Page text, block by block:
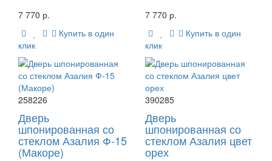
7 770 р.
Купить в один
клик
7 770 р.
Купить в один
клик
258226
Дверь
шпонированная со
стеклом Азалия Ф-15
(Макоре)
390285
Дверь
шпонированная со
стеклом Азалия цвет
орех